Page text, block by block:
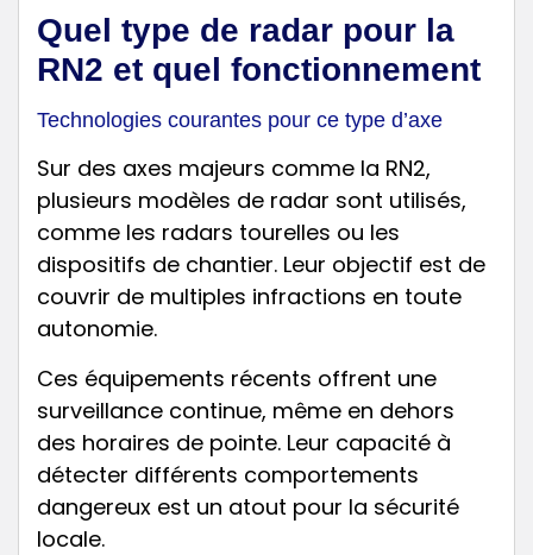
Quel type de radar pour la
RN2 et quel fonctionnement
Technologies courantes pour ce type d’axe
Sur des axes majeurs comme la RN2,
plusieurs modèles de radar sont utilisés,
comme les radars tourelles ou les
dispositifs de chantier. Leur objectif est de
couvrir de multiples infractions en toute
autonomie.
Ces équipements récents offrent une
surveillance continue, même en dehors
des horaires de pointe. Leur capacité à
détecter différents comportements
dangereux est un atout pour la sécurité
locale.